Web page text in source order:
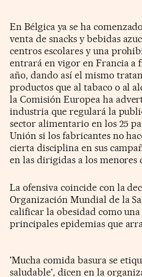
En Bélgica ya se ha
venta de snacks y bebidas
centros escolares y una
entrará en vigor en Francia a
año, dando así el mismo
productos que al tabaco o al
la Comisión Europea ha
industria que regulará la
sector alimentario en los 25
Unión si los fabricantes no
cierta disciplina en sus
en las dirigidas a los menores
La ofensiva coincide con la
Organización Mundial de la
calificar la obesidad como una
principales epidemias que
'Mucha comida basura se
saludable', dicen en la